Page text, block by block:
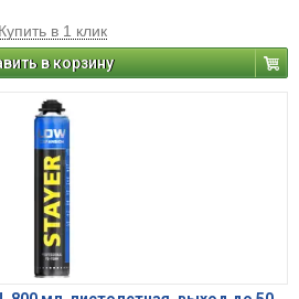
Купить в 1 клик
в корзину